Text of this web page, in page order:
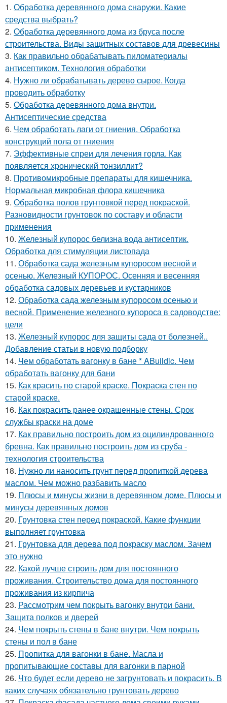
1. Обработка деревянного дома снаружи. Какие
средства выбрать?
2. Обработка деревянного дома из бруса после
строительства. Виды защитных составов для древесины
3. Как правильно обрабатывать пиломатериалы
антисептиком. Технология обработки
4. Нужно ли обрабатывать дерево сырое. Когда
проводить обработку
5. Обработка деревянного дома внутри.
Антисептические средства
6. Чем обработать лаги от гниения. Обработка
конструкций пола от гниения
7. Эффективные спреи для лечения горла. Как
появляется хронический тонзиллит?
8. Противомикробные препараты для кишечника.
Нормальная микробная флора кишечника
9. Обработка полов грунтовкой перед покраской.
Разновидности грунтовок по составу и области
применения
10. Железный купорос белизна вода антисептик.
Обработка для стимуляции листопада
11. Обработка сада железным купоросом весной и
осенью. Железный КУПОРОС. Осенняя и весенняя
обработка садовых деревьев и кустарников
12. Обработка сада железным купоросом осенью и
весной. Применение железного купороса в садоводстве:
цели
13. Железный купорос для защиты сада от болезней..
Добавление статьи в новую подборку
14. Чем обработать вагонку в бане * ABuildic. Чем
обработать вагонку для бани
15. Как красить по старой краске. Покраска стен по
старой краске.
16. Как покрасить ранее окрашенные стены. Срок
службы краски на доме
17. Как правильно построить дом из оцилиндрованного
бревна. Как правильно построить дом из сруба -
технология строительства
18. Нужно ли наносить грунт перед пропиткой дерева
маслом. Чем можно разбавить масло
19. Плюсы и минусы жизни в деревянном доме. Плюсы и
минусы деревянных домов
20. Грунтовка стен перед покраской. Какие функции
выполняет грунтовка
21. Грунтовка для дерева под покраску маслом. Зачем
это нужно
22. Какой лучше строить дом для постоянного
проживания. Строительство дома для постоянного
проживания из кирпича
23. Рассмотрим чем покрыть вагонку внутри бани.
Защита полков и дверей
24. Чем покрыть стены в бане внутри. Чем покрыть
стены и пол в бане
25. Пропитка для вагонки в бане. Масла и
пропитывающие составы для вагонки в парной
26. Что будет если дерево не загрунтовать и покрасить. В
каких случаях обязательно грунтовать дерево